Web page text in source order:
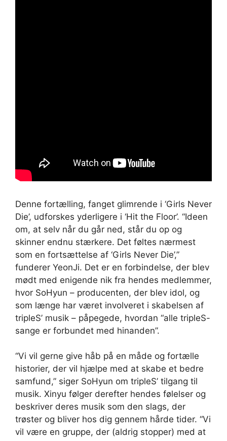
Denne fortælling, fanget glimrende i ‘Girls Never
Die’, udforskes yderligere i ‘Hit the Floor’. “Ideen
om, at selv når du går ned, står du op og
skinner endnu stærkere. Det føltes nærmest
som en fortsættelse af ‘Girls Never Die’,”
funderer YeonJi. Det er en forbindelse, der blev
mødt med enigende nik fra hendes medlemmer,
hvor SoHyun – producenten, der blev idol, og
som længe har været involveret i skabelsen af ​​
tripleS’ musik – påpegede, hvordan “alle tripleS-
sange er forbundet med hinanden”.
“Vi vil gerne give håb på en måde og fortælle
historier, der vil hjælpe med at skabe et bedre
samfund,” siger SoHyun om tripleS’ tilgang til
musik. Xinyu følger derefter hendes følelser og
beskriver deres musik som den slags, der
trøster og bliver hos dig gennem hårde tider. “Vi
vil være en gruppe, der (aldrig stopper) med at